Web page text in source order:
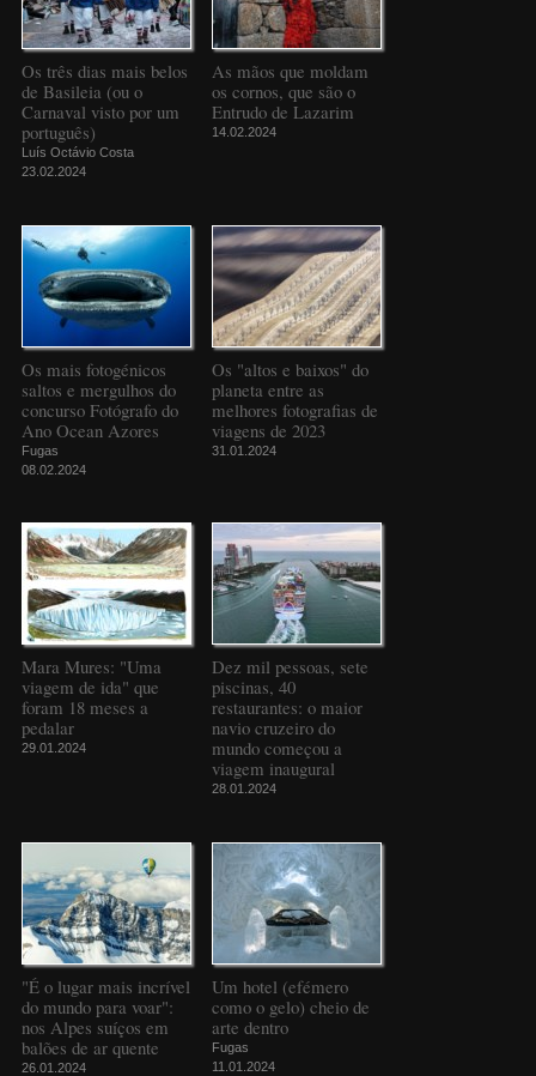
Os três dias mais belos
de Basileia (ou o
Carnaval visto por um
português)
Luís Octávio Costa
23.02.2024
As mãos que moldam
os cornos, que são o
Entrudo de Lazarim
14.02.2024
Os mais fotogénicos
saltos e mergulhos do
concurso Fotógrafo do
Ano Ocean Azores
Fugas
08.02.2024
Os "altos e baixos" do
planeta entre as
melhores fotografias de
viagens de 2023
31.01.2024
Mara Mures: "Uma
viagem de ida" que
foram 18 meses a
pedalar
29.01.2024
Dez mil pessoas, sete
piscinas, 40
restaurantes: o maior
navio cruzeiro do
mundo começou a
viagem inaugural
28.01.2024
"É o lugar mais incrível
do mundo para voar":
nos Alpes suíços em
balões de ar quente
26.01.2024
Um hotel (efémero
como o gelo) cheio de
arte dentro
Fugas
11.01.2024